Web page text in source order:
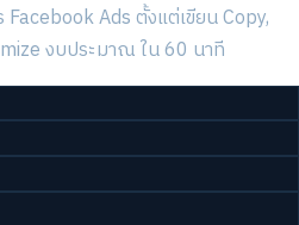
Facebook Ads ตั้งแต่เขียน Copy,
งบประมาณ ใน 60 นาที